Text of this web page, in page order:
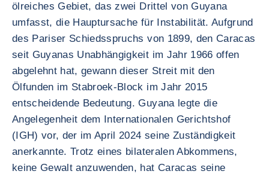
ölreiches Gebiet, das zwei Drittel von Guyana
umfasst, die Hauptursache für Instabilität. Aufgrund
des Pariser Schiedsspruchs von 1899, den Caracas
seit Guyanas Unabhängigkeit im Jahr 1966 offen
abgelehnt hat, gewann dieser Streit mit den
Ölfunden im Stabroek-Block im Jahr 2015
entscheidende Bedeutung. Guyana legte die
Angelegenheit dem Internationalen Gerichtshof
(IGH) vor, der im April 2024 seine Zuständigkeit
anerkannte. Trotz eines bilateralen Abkommens,
keine Gewalt anzuwenden, hat Caracas seine